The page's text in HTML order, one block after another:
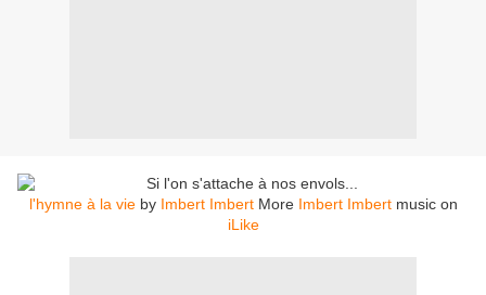
l'hymne à la vieby Imbert ImbertMore Imbert Imbertmusic on
iLike